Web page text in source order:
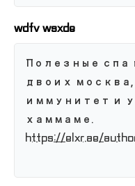
wdfv wsxde
Полезные спа
двоих
иммунитет и
хаммаме.
https://elxr.ae/